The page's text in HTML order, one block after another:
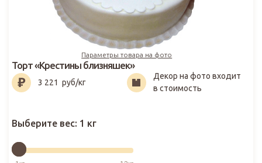
Параметры товара на фото
3 221₽
Торт «Крестины близняшек»
3 221 руб/кг
Декор на фото входит
в стоимость
Выберите вес: 1 кг